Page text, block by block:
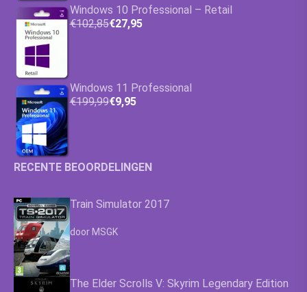
Windows 10 Professional – Retail
€102,85€27,95
Windows 11 Professional
€199,99€9,95
RECENTE BEOORDELINGEN
Train Simulator 2017
Waardering
door MSGK
The Elder Scrolls V: Skyrim Legendary Edition